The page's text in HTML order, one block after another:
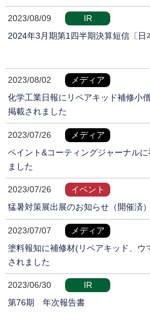
2023/08/09
IR
2024年3月期第1四半期決算短信〔日
2023/08/02
メディア
化学工業日報にリペアキッド補修小
掲載されました
2023/07/26
メディア
ペイント&コーティングジャーナル
ました
2023/07/26
イベント
猛暑対策展出展のお知らせ（開催済）
2023/07/07
メディア
塗料報知に補修材(リペアキッド、
されました
2023/06/30
IR
第76期 年次報告書